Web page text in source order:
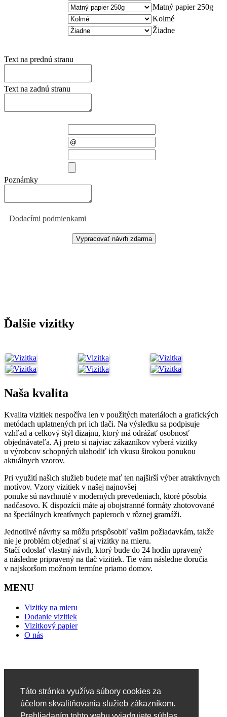
Táto stránka využíva súbory cookies za
účelom skvalitňovania služieb zákazníkom.
Matný papier 250g
Kolmé
Žiadne
Text na prednú stranu
Text na zadnú stranu
Poznámky
Dodacími podmienkami
Ďalšie vizitky
Naša kvalita
Kvalita vizitiek nespočíva len v použitých materiáloch a grafických
metódach uplatnených pri ich tlači. Na výsledku sa podpisuje
vzhľad a celkový štýl dizajnu, ktorý má odrážať osobnosť
objednávateľa. Aj preto si najviac zákazníkov vyberá vizitky
u výrobcov schopných ulahodiť ich vkusu širokou ponukou
aktuálnych vzorov.
Pri využití našich služieb budete mať ten najširší výber atraktívnych
motívov. Vzory vizitiek v našej najnovšej
ponuke sú navrhnuté v moderných prevedeniach, ktoré pôsobia
nadčasovo. K dispozícii máte aj obojstranné formáty zhotovované
na špeciálnych kreatívnych papieroch v rôznej gramáži.
Jednotlivé návrhy sa môžu prispôsobiť vašim požiadavkám, takže
nie je problém objednať si aj vizitky na mieru.
Stačí odoslať vlastný návrh, ktorý bude do 24 hodín upravený
a následne pripravený na tlač vizitiek. Tie vám následne doručia
v najskoršom možnom termíne priamo domov.
MENU
Vizitky na mieru
Dodanie vizitiek
Vizitkový papier
O nás